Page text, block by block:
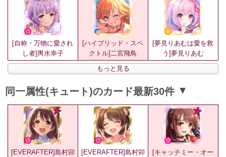
[自称・万物に愛され
し者]輿水幸子
[ハイブリッド・スペ
クトル]二宮飛鳥
[夢見りあむは愛を救
う]夢見りあむ
もっと見る
同一属性(キュート)のカード最新30件 ▲
[EVERAFTER]島村卯
[EVERAFTER]島村卯
[キャッチミー・オー